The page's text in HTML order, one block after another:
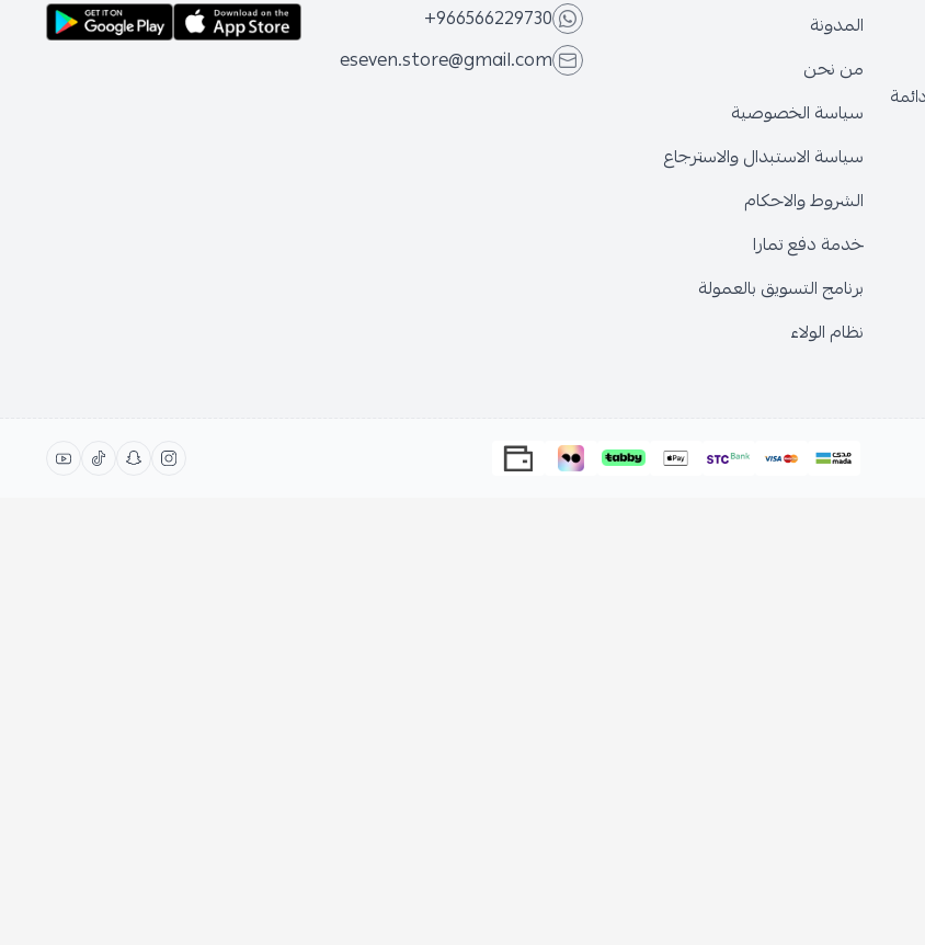
المدونة
من نحن
سياسة الخصوصية
سياسة الاستبدال والاسترجاع
الشروط والاحكام
خدمة دفع تمارا
برنامج التسويق بالعمولة
نظام الولاء
+966566229730
eseven.store@gmail.com